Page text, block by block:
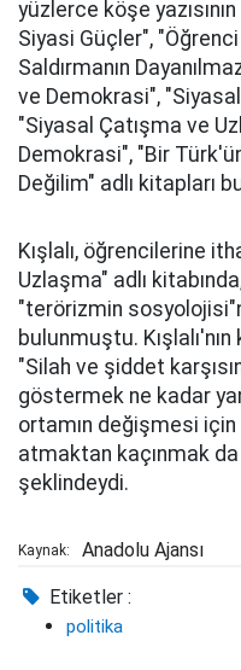
yüzlerce köşe
Siyasi Güçler",
Saldırmanın
ve Demokrasi",
"Siyasal Çatışma ve
Demokrasi", "Bir
Değilim" adlı kitapları
Kışlalı, öğrencilerine
Uzlaşma" adlı
"terörizmin
bulunmuştu.
"Silah ve şiddet
göstermek ne kadar
ortamın değişmesi
atmaktan kaçınmak da
şeklindeydi.
Kaynak: Anadolu Ajansı
Etiketler :
politika